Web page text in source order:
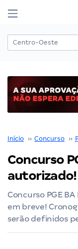
Início ›› Concurso ››
Concurso
autorizado!
Concurso PGE
em breve!
serão definidos